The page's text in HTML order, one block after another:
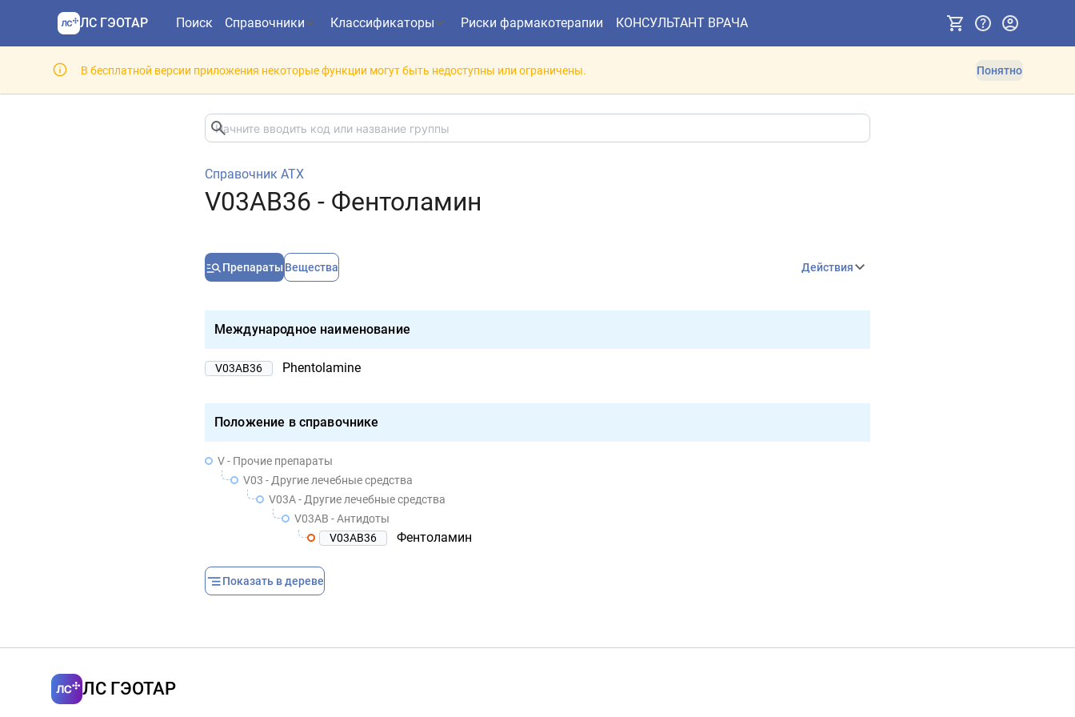
ЛС ГЭОТАР Поиск Справочники Классификаторы Риски фармакотерапии КОНСУЛЬТАНТ ВРАЧА
В бесплатной версии приложения некоторые функции могут быть недоступны или ограничены. Понятно
Справочник АТХ
V03AB36 - Фентоламин
Препараты Вещества Действия
Международное наименование
V03AB36 Phentolamine
Положение в справочнике
V - Прочие препараты
V03 - Другие лечебные средства
V03A - Другие лечебные средства
V03AB - Антидоты
V03AB36
Фентоламин
Показать в дереве
ЛС ГЭОТАР